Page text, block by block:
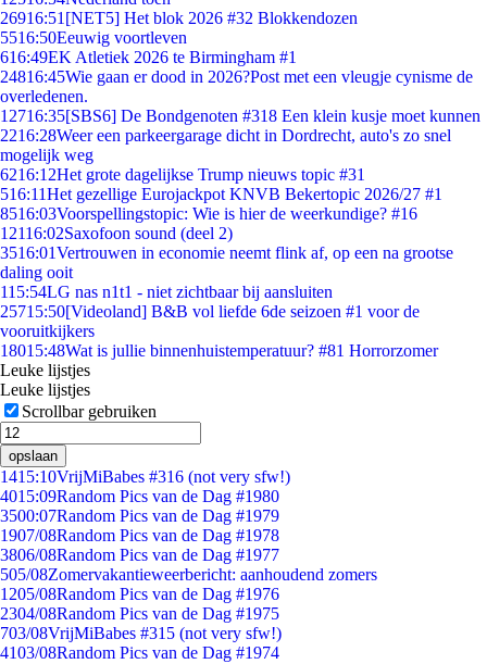
26916:51 [NET5] Het blok 2026 #32 Blokkendozen
5516:50Eeuwig voortleven
616:49EK Atletiek 2026 te Birmingham #1
24816:45Wie gaan er dood in 2026?Post met een vleugje cynisme de
overledenen.
12716:35[SBS6] De Bondgenoten #318 Een klein kusje moet kunnen
2216:28Weer een parkeergarage dicht in Dordrecht, auto's zo snel
mogelijk weg
6216:12Het grote dagelijkse Trump nieuws topic #31
516:11Het gezellige Eurojackpot KNVB Bekertopic 2026/27 #1
8516:03Voorspellingstopic: Wie is hier de weerkundige? #16
12116:02Saxofoon sound (deel 2)
3516:01Vertrouwen in economie neemt flink af, op een na grootse
daling ooit
115:54LG nas n1t1 - niet zichtbaar bij aansluiten
25715:50[Videoland] B&B vol liefde 6de seizoen #1 voor de
vooruitkijkers
18015:48Wat is jullie binnenhuistemperatuur? #81 Horrorzomer
Leuke lijstjes
Leuke lijstjes
Scrollbar gebruiken
opslaan
1415:10VrijMiBabes #316 (not very sfw!)
4015:09Random Pics van de Dag #1980
3500:07Random Pics van de Dag #1979
1907/08Random Pics van de Dag #1978
3806/08Random Pics van de Dag #1977
505/08Zomervakantieweerbericht: aanhoudend zomers
1205/08Random Pics van de Dag #1976
2304/08Random Pics van de Dag #1975
703/08VrijMiBabes #315 (not very sfw!)
4103/08Random Pics van de Dag #1974